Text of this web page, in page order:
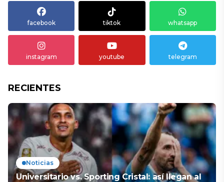
facebook tiktok whatsapp
instagram youtube telegram
RECIENTES
Noticias
Universitario vs. Sporting Cristal: así llegan al